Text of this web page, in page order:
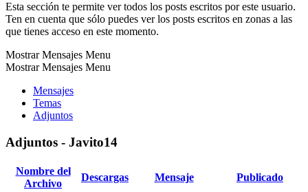
Esta sección te permite ver todos los posts escritos por este usuario.
Ten en cuenta que sólo puedes ver los posts escritos en zonas a las
que tienes acceso en este momento.
Mostrar Mensajes Menu
Mostrar Mensajes Menu
Mensajes
Temas
Adjuntos
Adjuntos - Javito14
Nombre del
Archivo
Descargas Mensaje Publicado